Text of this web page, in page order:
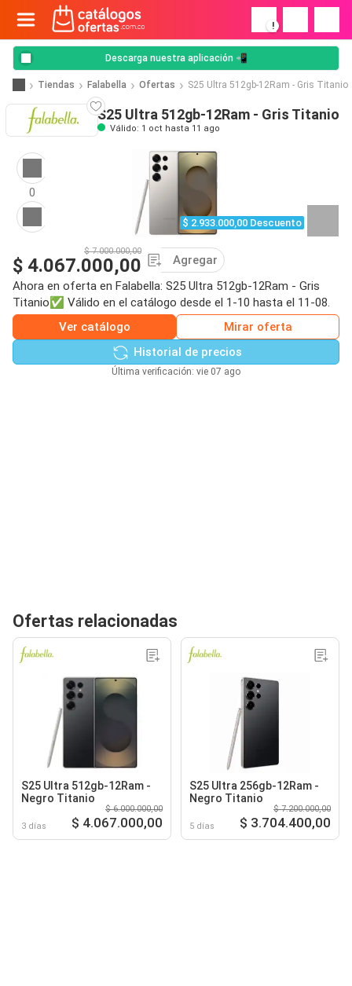
!
Descarga nuestra aplicación 📲
Tiendas Falabella Ofertas S25 Ultra 512gb-12Ram - Gris Titanio
S25 Ultra 512gb-12Ram - Gris Titanio
Válido: 1 oct hasta 11 ago
0
$ 2.933.000,00 Descuento
$ 7.000.000,00
$ 4.067.000,00
Agregar
Ahora en oferta en Falabella: S25 Ultra 512gb-12Ram - Gris
Titanio✅ Válido en el catálogo desde el 1-10 hasta el 11-08.
Ver catálogo
Mirar oferta
Historial de precios
Última verificación: vie 07 ago
Ofertas relacionadas
S25 Ultra 512gb-12Ram -
Negro Titanio
3 días
$ 6.000.000,00
$ 4.067.000,00
S25 Ultra 256gb-12Ram -
Negro Titanio
5 días
$ 7.200.000,00
$ 3.704.400,00